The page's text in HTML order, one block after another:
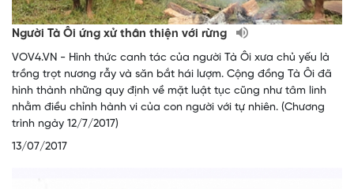
Người Tà Ôi ứng xử thân thiện với rừng
VOV4.VN - Hình thức canh tác của người Tà Ôi xưa chủ yếu là
trồng trọt nương rẫy và săn bắt hái lượm. Cộng đồng Tà Ôi đã
hình thành những quy định về mặt luật tục cũng như tâm linh
nhằm điều chỉnh hành vi của con người với tự nhiên. (Chương
trình ngày 12/7/2017)
13/07/2017